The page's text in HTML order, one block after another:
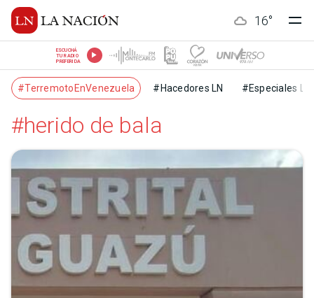
16°
ESCUCHÁ
TU RADIO
PREFERIDA
#TerremotoEnVenezuela #Hacedores LN #Especiales LN
#herido de bala